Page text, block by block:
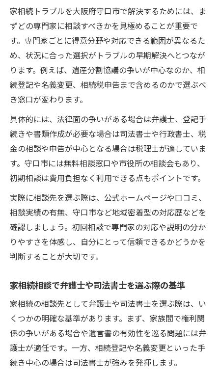
家相続トラブルを大阪府守口市で解決するためには、ま
ずどの専門家に相談すべきかを見極めることが重要で
す。専門家ごとに得意分野や対応できる範囲が異なるた
め、状況に合った選択がトラブルの早期解決へとつなが
ります。例えば、遺産分割協議の争いが中心なのか、相
続登記や名義変更、相続税申告まで含めるのかで選ぶべ
き窓口が変わります。
具体的には、法律面の争いがある場合は弁護士、登記手
続きや書類作成が必要な場合は司法書士や行政書士、税
金の相談や申告が中心となる場合は税理士が適していま
す。守口市には無料相談窓口や市役所の相談会もあり、
初期相談は費用負担なく利用できる点もポイントです。
実際に相談先を選ぶ際は、公式ホームページや口コミ、
相談実績の有無、守口市など地域密着型の対応歴などを
確認しましょう。初回相談で専門家の対応や説明の分か
りやすさを体感し、自分にとって信頼できるかどうかを
判断することが大切です。
家相続相談で弁護士や司法書士を選ぶ際の基準
家相続の相談先として弁護士や司法書士を選ぶ際は、い
くつかの明確な基準があります。まず、家族間で権利関
係の争いがある場合や遺言書の有効性を巡る問題には弁
護士が適任です。一方、相続登記や名義変更といった手
続き中心の場合は司法書士が強みを発揮します。